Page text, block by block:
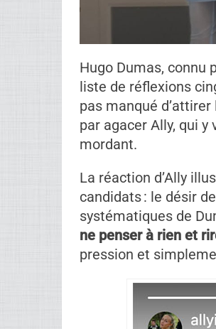
Hugo Dumas, connu
liste de réflexions
pas manqué
par agacer Ally, qui
mordant.
La réaction d’Ally
candidats : le désir
systématiques de
ne penser à rien et
pression et